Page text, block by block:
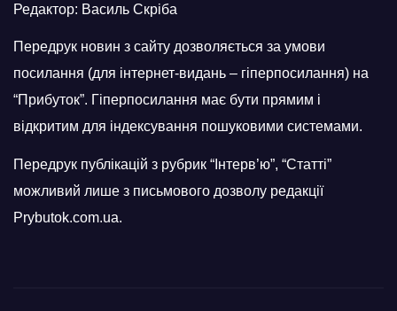
Редактор: Василь Скріба
Передрук новин з сайту дозволяється за умови
посилання (для інтернет-видань – гіперпосилання) на
“Прибуток”. Гіперпосилання має бути прямим і
відкритим для індексування пошуковими системами.
Передрук публікацій з рубрик “Інтерв’ю”, “Статті”
можливий лише з письмового дозволу редакції
Prybutok.com.ua.